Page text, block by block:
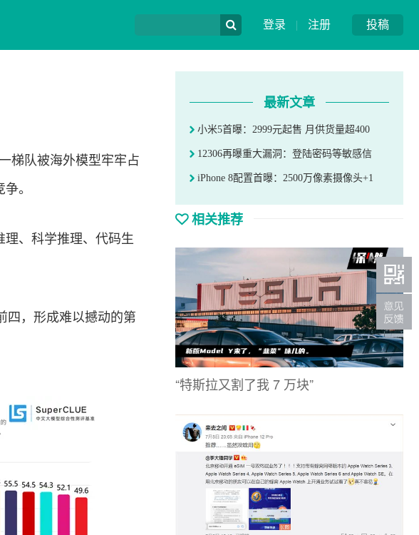
投稿
登录 | 注册
梯队被海外模型牢牢占
。
理、科学推理、代码生
四，形成难以撼动的第
最新文章
小米5首曝：2999元起售 月供货量超400
12306再曝重大漏洞：登陆密码等敏感信
iPhone 8配置首曝：2500万像素摄像头+1
相关推荐
“特斯拉又割了我 7 万块”